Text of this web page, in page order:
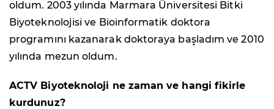
oldum. 2003 yılında Marmara Üniversitesi Bitki
Biyoteknolojisi ve Bioinformatik doktora
programını kazanarak doktoraya başladım ve 2010
yılında mezun oldum.
ACTV Biyoteknoloji ne zaman ve hangi fikirle
kurdunuz?